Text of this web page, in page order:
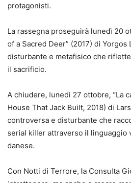
protagonisti.
La rassegna proseguirà lunedì 20
of a Sacred Deer” (2017) di Yorgos
disturbante e metafisico che
il sacrificio.
A chiudere, lunedì 27 ottobre, “La
House That Jack Built, 2018) di
controversa e disturbante che
serial killer attraverso il linguaggio
danese.
Con Notti di Terrore, la Consulta